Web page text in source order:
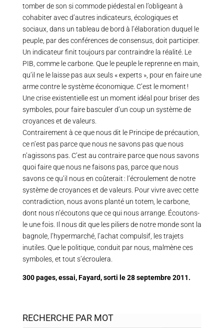
tomber de son si commode piédestal en l’obligeant à
cohabiter avec d’autres indicateurs, écologiques et
sociaux, dans un tableau de bord à l’élaboration duquel le
peuple, par des conférences de consensus, doit participer.
Un indicateur finit toujours par contraindre la réalité. Le
PIB, comme le carbone. Que le peuple le reprenne en main,
qu’il ne le laisse pas aux seuls « experts », pour en faire une
arme contre le système économique. C’est le moment !
Une crise existentielle est un moment idéal pour briser des
symboles, pour faire basculer d’un coup un système de
croyances et de valeurs.
Contrairement à ce que nous dit le Principe de précaution,
ce n’est pas parce que nous ne savons pas que nous
n’agissons pas. C’est au contraire parce que nous savons
quoi faire que nous ne faisons pas, parce que nous
savons ce qu’il nous en coûterait : l’écroulement de notre
système de croyances et de valeurs. Pour vivre avec cette
contradiction, nous avons planté un totem, le carbone,
dont nous n’écoutons que ce qui nous arrange. Écoutons-
le une fois. Il nous dit que les piliers de notre monde sont la
bagnole, l’hypermarché, l’achat compulsif, les trajets
inutiles. Que le politique, conduit par nous, malmène ces
symboles, et tout s’écroulera.
300 pages, essai, Fayard, sorti le 28 septembre 2011.
RECHERCHE PAR MOT